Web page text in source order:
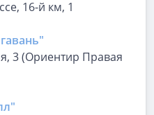
16-й км, 1
3 (Ориентир Правая